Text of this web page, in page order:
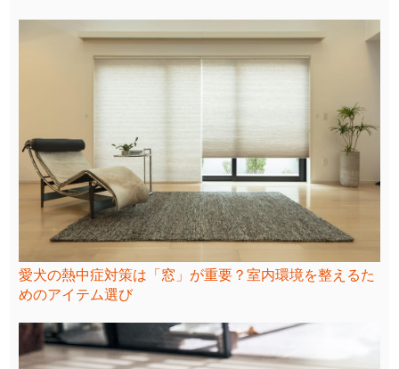
愛犬の熱中症対策は「窓」が重要？室内環境を整えるた
めのアイテム選び